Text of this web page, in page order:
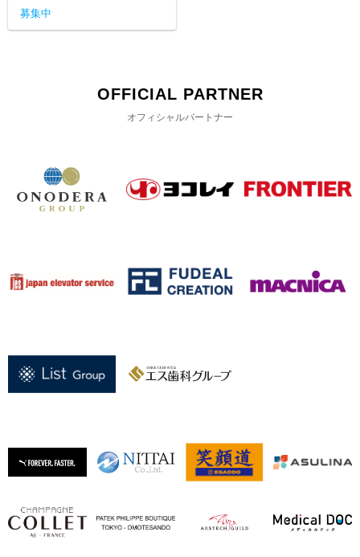
募集中
OFFICIAL PARTNER
オフィシャルパートナー